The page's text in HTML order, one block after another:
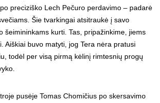
preciziško Lech Pečuro perdavimo – padarė
Šie tvarkingai atsitraukė į savo
šeimininkams kurti. Tas, pripažinkime, jiems
Aiškiai buvo matyti, jog Tera nėra pratusi
todėl per visą pirmą kėlinį rimtesnių progų
pusėje Tomas Chomičius po skersavimo